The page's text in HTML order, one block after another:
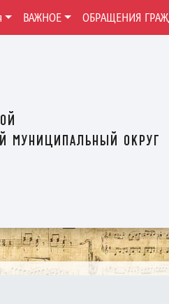
муниципальный округ
ВАЖНОЕ ОБРАЩЕНИЯ